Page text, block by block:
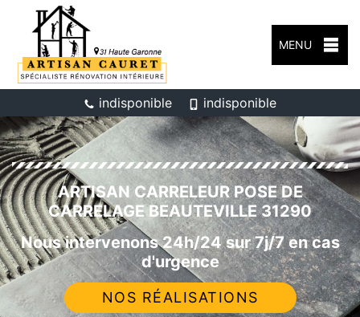
MENU
indisponible indisponible
ARTISAN CARRELEUR POSE DE
CARRELAGE BEAUTEVILLE 31290
Nous intervenons 24h/24 sur 7j/7 en cas
d'urgence
NOS RÉALISATIONS